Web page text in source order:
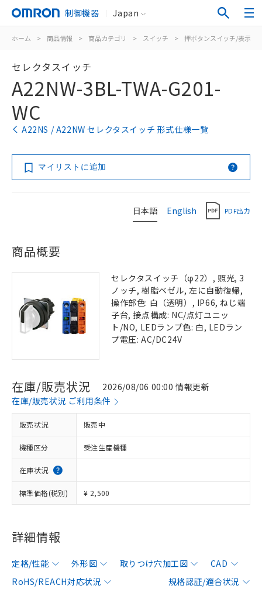
制御機器 Japan
ホーム > 商品情報 > 商品カテゴリ > スイッチ > 押ボタンスイッチ/表示灯
セレクタスイッチ
A22NW-3BL-TWA-G201-
WC
A22NS / A22NW セレクタスイッチ 形式仕様一覧
マイリストに追加
日本語 English PDF出力
商品概要
セレクタスイッチ（φ22）, 照光, 3
ノッチ, 樹脂ベゼル, 左に自動復帰,
操作部色: 白（透明）, IP66, ねじ端
子台, 接点構成: NC/点灯ユニッ
ト/NO, LEDランプ色: 白, LEDラン
プ電圧: AC/DC24V
在庫/販売状況
2026/08/06 00:00 情報更新
在庫/販売状況 ご利用条件
販売状況 販売中
機種区分 受注生産機種
在庫状況
標準価格(税別) ¥ 2,500
詳細情報
定格/性能 外形図 取りつけ穴加工図
CAD
RoHS/REACH対応状況
規格認証/適合状況